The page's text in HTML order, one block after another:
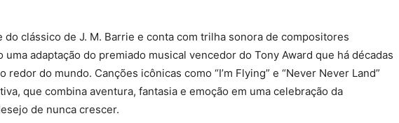
do clássico de J. M. Barrie e conta com trilha sonora de compositores
uma adaptação do premiado musical vencedor do Tony Award que há décadas
redor do mundo. Canções icônicas como “I’m Flying” e “Never Never Land”
que combina aventura, fantasia e emoção em uma celebração da
de nunca crescer.